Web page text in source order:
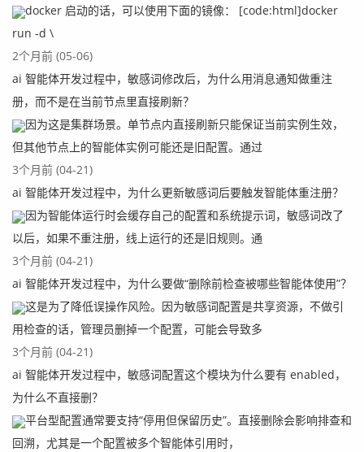
docker 启动的话，可以使用下面的镜像： [code:html]docker
run -d \
2个月前 (05-06)
ai 智能体开发过程中，敏感词修改后，为什么用消息通知做重注
册，而不是在当前节点里直接刷新？
因为这是集群场景。单节点内直接刷新只能保证当前实例生效，
但其他节点上的智能体实例可能还是旧配置。通过
3个月前 (04-21)
ai 智能体开发过程中，为什么更新敏感词后要触发智能体重注册？
因为智能体运行时会缓存自己的配置和系统提示词，敏感词改了
以后，如果不重注册，线上运行的还是旧规则。通
3个月前 (04-21)
ai 智能体开发过程中，为什么要做“删除前检查被哪些智能体使用”？
这是为了降低误操作风险。因为敏感词配置是共享资源，不做引
用检查的话，管理员删掉一个配置，可能会导致多
3个月前 (04-21)
ai 智能体开发过程中，敏感词配置这个模块为什么要有 enabled，
为什么不直接删？
平台型配置通常要支持“停用但保留历史”。直接删除会影响排查和
回溯，尤其是一个配置被多个智能体引用时，